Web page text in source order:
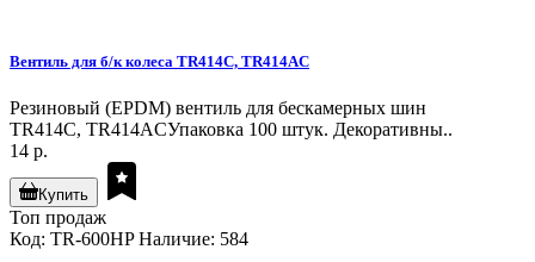
Вентиль для б/к колеса TR414C, TR414AC
Резиновый (EPDM) вентиль для бескамерных шин
TR414C, TR414ACУпаковка 100 штук. Декоративны..
14 р.
Купить
Топ продаж
Код: TR-600HP Наличие: 584